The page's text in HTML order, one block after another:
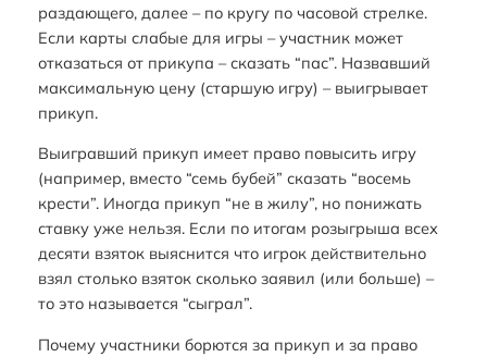
раздающего, далее – по кругу по часовой стрелке.
Если карты слабые для игры – участник может
отказаться от прикупа – сказать “пас”. Назвавший
максимальную цену (старшую игру) – выигрывает
прикуп.
Выигравший прикуп имеет право повысить игру
(например, вместо “семь бубей” сказать “восемь
крести”. Иногда прикуп “не в жилу”, но понижать
ставку уже нельзя. Если по итогам розыгрыша всех
десяти взяток выяснится что игрок действительно
взял столько взяток сколько заявил (или больше) –
то это называется “сыграл”.
Почему участники борются за прикуп и за право